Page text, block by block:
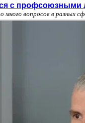
с профсоюзными
вопросов в разных